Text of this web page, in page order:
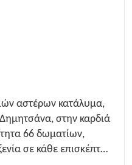
αστέρων κατάλυμα,
Δημητσάνα, στην καρδιά
66 δωματίων,
σε κάθε επισκέπτη